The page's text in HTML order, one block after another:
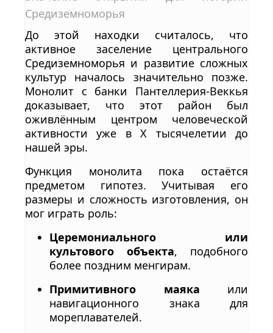
Средиземноморья
До этой находки считалось, что
активное заселение центрального
Средиземноморья и развитие сложных
культур началось значительно позже.
Монолит с банки Пантеллерия-Веккья
доказывает, что этот район был
оживлённым центром человеческой
активности уже в X тысячелетии до
нашей эры.
Функция монолита пока остаётся
предметом гипотез. Учитывая его
размеры и сложность изготовления, он
мог играть роль:
Церемониального или
культового объекта, подобного
более поздним менгирам.
Примитивного маяка или
навигационного знака для
мореплавателей.